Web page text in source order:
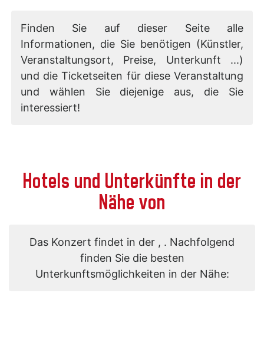
Finden Sie auf dieser Seite alle
Informationen, die Sie benötigen (Künstler,
Veranstaltungsort, Preise, Unterkunft ...)
und die Ticketseiten für diese Veranstaltung
und wählen Sie diejenige aus, die Sie
interessiert!
Hotels und Unterkünfte in der
Nähe von
Das Konzert findet in der , . Nachfolgend
finden Sie die besten
Unterkunftsmöglichkeiten in der Nähe: